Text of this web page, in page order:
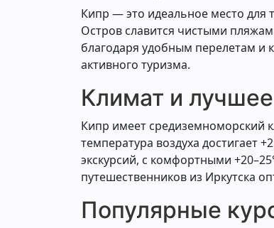
Кипр — это идеальное место для
Остров славится чистыми
благодаря удобным перелетам и
активного туризма.
Климат и
Кипр имеет средиземноморский
температура воздуха достигает
экскурсий, с комфортными
путешественников из Иркутска
Популярные